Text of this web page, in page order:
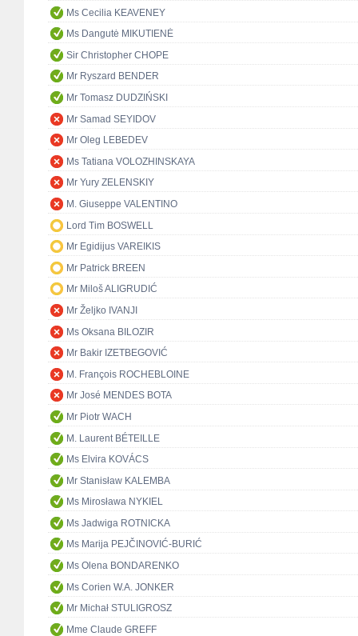
Ms Cecilia KEAVENEY
Ms Dangutė MIKUTIENĖ
Sir Christopher CHOPE
Mr Ryszard BENDER
Mr Tomasz DUDZIŃSKI
Mr Samad SEYIDOV
Mr Oleg LEBEDEV
Ms Tatiana VOLOZHINSKAYA
Mr Yury ZELENSKIY
M. Giuseppe VALENTINO
Lord Tim BOSWELL
Mr Egidijus VAREIKIS
Mr Patrick BREEN
Mr Miloš ALIGRUDIĆ
Mr Željko IVANJI
Ms Oksana BILOZIR
Mr Bakir IZETBEGOVIĆ
M. François ROCHEBLOINE
Mr José MENDES BOTA
Mr Piotr WACH
M. Laurent BÉTEILLE
Ms Elvira KOVÁCS
Mr Stanisław KALEMBA
Ms Mirosława NYKIEL
Ms Jadwiga ROTNICKA
Ms Marija PEJČINOVIĆ-BURIĆ
Ms Olena BONDARENKO
Ms Corien W.A. JONKER
Mr Michał STULIGROSZ
Mme Claude GREFF